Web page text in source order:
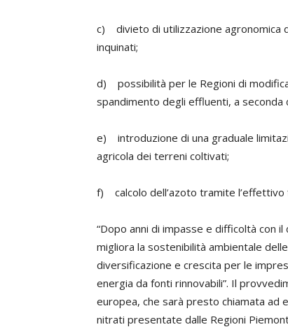
c) divieto di utilizzazione agronomica
inquinati;
d) possibilità per le Regioni di
spandimento degli effluenti, a seconda
e) introduzione di una graduale
agricola dei terreni coltivati;
f) calcolo dell’azoto tramite l’effettivo
“Dopo anni di impasse e difficoltà con
migliora la sostenibilità ambientale
diversificazione e crescita per le
energia da fonti rinnovabili”. Il
europea, che sarà presto chiamata ad
nitrati presentate dalle Regioni